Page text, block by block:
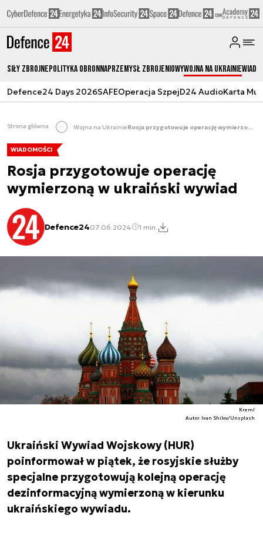
Siły zbrojnePolityka obronnaPrzemysł ZbrojeniowyWojna na Ukrainie
Defence24 Days 2026SAFEOperacja SzpejD24 AudioKarta
Strona główna Wojna na Ukrainie Rosja przygotowuje operację wymierzoną w ukraiński wywiad
WIADOMOŚCI
Rosja przygotowuje operację
wymierzoną w ukraiński wywiad
Defence2407.06.2024 1 min.
Kreml
Autor. Ivan Shilov/Unsplash
Ukraiński Wywiad Wojskowy (HUR)
poinformował w piątek, że rosyjskie służby
specjalne przygotowują kolejną operację
dezinformacyjną wymierzoną w kierunku
ukraińskiego wywiadu.